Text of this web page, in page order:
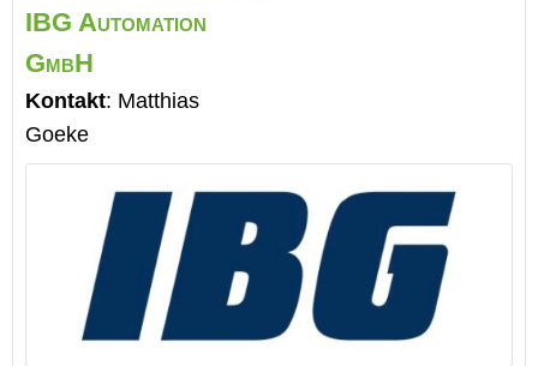
IBG Automation
GmbH
Kontakt: Matthias
Goeke